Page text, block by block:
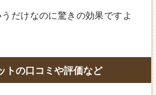
だけなのに驚きの効果ですよ
トの口コミや評価など